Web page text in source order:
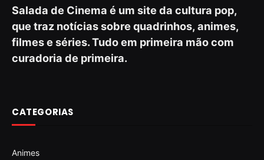
Salada de Cinema é um site da cultura pop,
que traz notícias sobre quadrinhos, animes,
filmes e séries. Tudo em primeira mão com
curadoria de primeira.
CATEGORIAS
Animes